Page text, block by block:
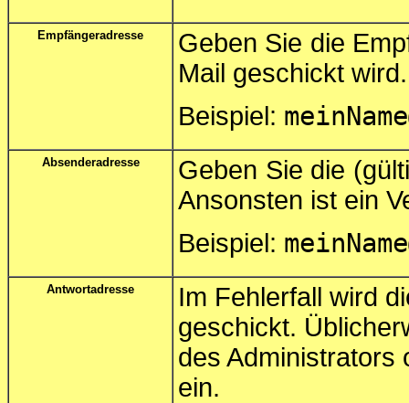
Empfängeradresse
Geben Sie die
Mail geschickt wird.
Beispiel:
Absenderadresse
Geben Sie die
Ansonsten ist ein
Beispiel:
Antwortadresse
Im Fehlerfall wird
geschickt.
des Administrators
ein.